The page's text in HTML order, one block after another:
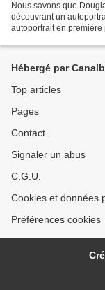
Nous savons que
découvrant un
autoportrait en première
Hébergé par
Top articles
Pages
Contact
Signaler un abus
C.G.U.
Cookies et données
Préférences cookies